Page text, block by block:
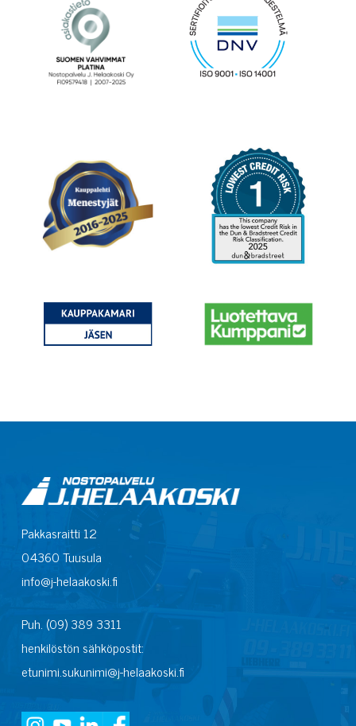
Pakkasraitti 12
04360 Tuusula
info@j-helaakoski.fi
Puh. (09) 389 3311
henkilöstön sähköpostit:
etunimi.sukunimi@j-helaakoski.fi